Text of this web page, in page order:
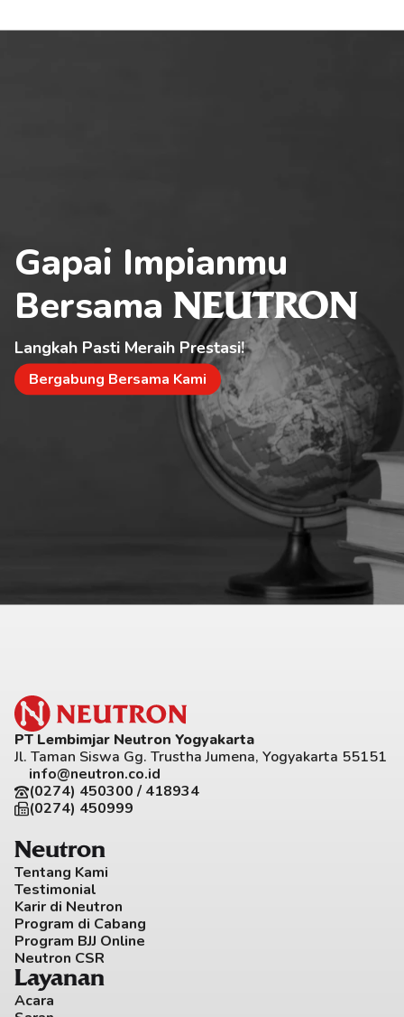
Gapai Impianmu
Bersama NEUTRON
Langkah Pasti Meraih Prestasi!
Bergabung Bersama Kami
PT Lembimjar Neutron Yogyakarta
Jl. Taman Siswa Gg. Trustha Jumena, Yogyakarta 55151
info@neutron.co.id
(0274) 450300 / 418934
(0274) 450999
Neutron
Tentang Kami
Testimonial
Karir di Neutron
Program di Cabang
Program BJJ Online
Neutron CSR
Layanan
Acara